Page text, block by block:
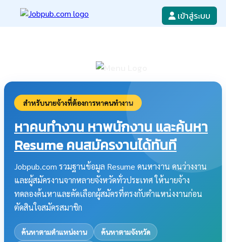
เข้าสู่ระบบ
สำหรับนายจ้างที่ต้องการหาคนทำงาน
หาคนทำงาน หาพนักงาน และค้นหา
Resume คนสมัครงานได้ทันที
Jobpub.com รวมฐานข้อมูล Resume คนหางาน คนว่างงาน
และผู้สมัครงานจากหลายจังหวัดทั่วประเทศ ให้นายจ้าง
ทดลองค้นหาและคัดเลือกผู้สมัครที่ตรงกับตำแหน่งงานก่อน
ตัดสินใจสมัครสมาชิก
ค้นหาตามตำแหน่งงาน
ค้นหาตามจังหวัด